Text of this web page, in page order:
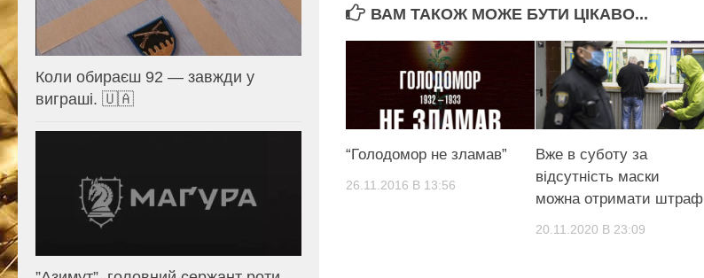
ВАМ ТАКОЖ МОЖЕ БУТИ ЦІКАВО...
“Голодомор не зламав”
26.11.2016 В 13:56
Вже в суботу за
відсутність маски
можна отримати штраф
20.11.2020 В 23:09
Коли обираєш 92 — завжди у
виграші. 🇺🇦